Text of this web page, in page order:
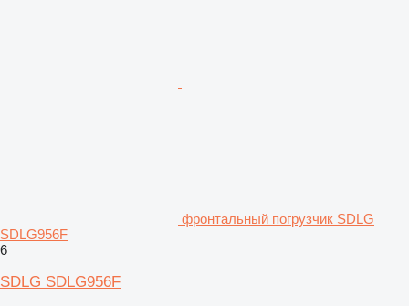
фронтальный погрузчик SDLG
SDLG956F
6
SDLG SDLG956F